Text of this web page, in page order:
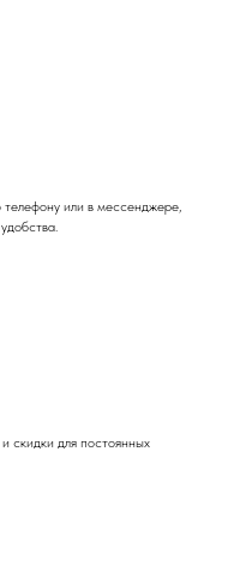
или в мессенджере,
скидки для постоянных